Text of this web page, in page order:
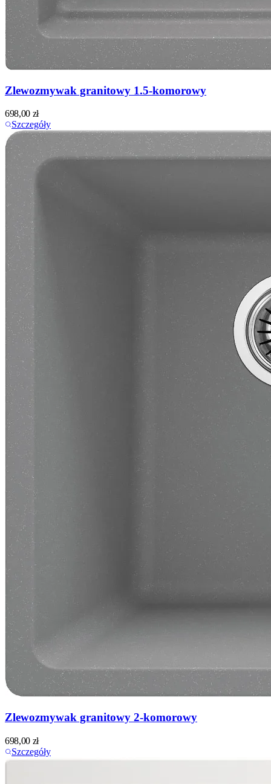
Zlewozmywak granitowy 1.5-komorowy
698,00 zł
Szczegóły
Zlewozmywak granitowy 2-komorowy
698,00 zł
Szczegóły